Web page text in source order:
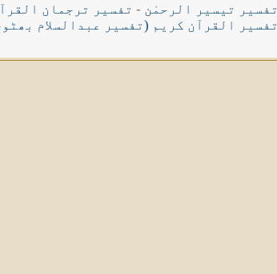
تفسیر تیسیر الرحمٰن - تفسیر ترجمان
تفسیر القرآن کریم (تفسیر عبدالسلام